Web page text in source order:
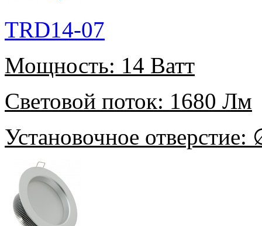
TRD14-07
Мощность: 14 Ватт
Световой поток: 1680 Лм
Установочное отверстие: